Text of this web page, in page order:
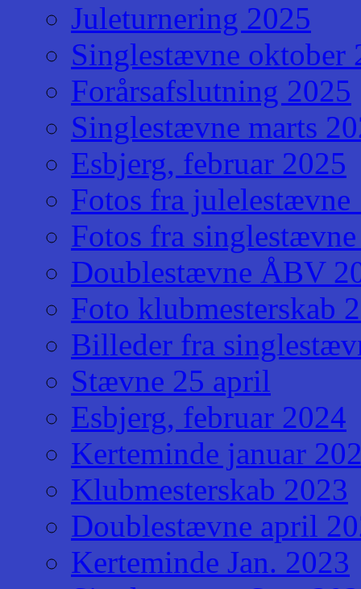
Juleturnering 2025
Singlestævne oktober
Forårsafslutning 2025
Singlestævne marts
Esbjerg, februar 2025
Fotos fra julelestævne
Fotos fra
Doublestævne ÅBV
Foto klubmesterskab
Billeder fra
Stævne 25 april
Esbjerg, februar 2024
Kerteminde januar
Klubmesterskab 2023
Doublestævne april
Kerteminde Jan. 2023